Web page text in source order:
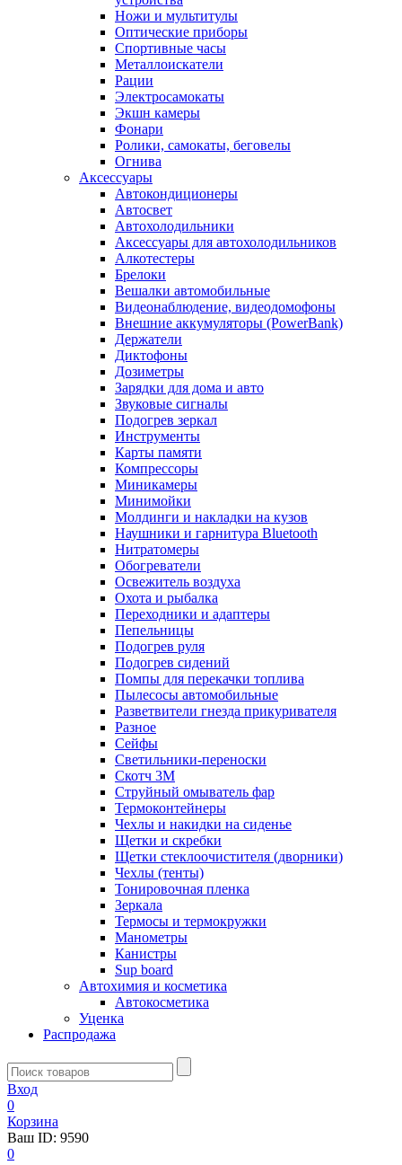
Ножи и мультитулы
Оптические приборы
Спортивные часы
Металлоискатели
Рации
Электросамокаты
Экшн камеры
Фонари
Ролики, самокаты, беговелы
Огнива
Аксессуары
Автокондиционеры
Aвтосвет
Автохолодильники
Аксессуары для автохолодильников
Алкотестеры
Брелоки
Вешалки автомобильные
Видеонаблюдение, видеодомофоны
Внешние аккумуляторы (PowerBank)
Держатели
Диктофоны
Дозиметры
Зарядки для дома и авто
Звуковые сигналы
Подогрев зеркал
Инструменты
Карты памяти
Компрессоры
Миникамеры
Минимойки
Молдинги и накладки на кузов
Наушники и гарнитура Bluetooth
Нитратомеры
Обогреватели
Освежитель воздуха
Охота и рыбалка
Переходники и адаптеры
Пепельницы
Подогрев руля
Подогрев сидений
Помпы для перекачки топлива
Пылесосы автомобильные
Разветвители гнезда прикуривателя
Разное
Сейфы
Светильники-переноски
Скотч 3М
Струйный омыватель фар
Термоконтейнеры
Чехлы и накидки на сиденье
Щетки и скребки
Щетки стеклоочистителя (дворники)
Чехлы (тенты)
Тонировочная пленка
Зеркалa
Термосы и термокружки
Манометры
Канистры
Sup board
Автохимия и косметика
Автокосметика
Уценка
Распродажа
Вход
0
Корзина
Ваш ID: 9590
0